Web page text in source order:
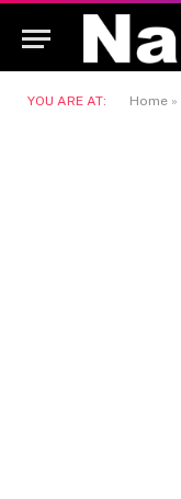
YOU ARE AT: Home »